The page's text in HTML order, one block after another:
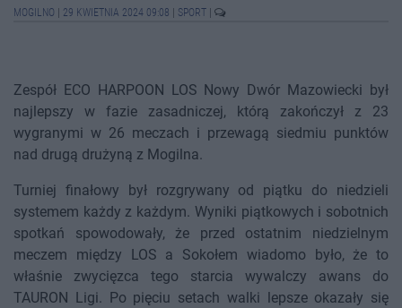
MOGILNO 29 KWIETNIA 2024 09:08 SPORT
Zespół ECO HARPOON LOS Nowy Dwór Mazowiecki był
najlepszy w fazie zasadniczej, którą zakończył z 23
wygranymi w 26 meczach i przewagą siedmiu punktów
nad drugą drużyną z Mogilna.
Turniej finałowy był rozgrywany od piątku do niedzieli
systemem każdy z każdym. Wyniki piątkowych i sobotnich
spotkań spowodowały, że przed ostatnim niedzielnym
meczem między LOS a Sokołem wiadomo było, że to
właśnie zwycięzca tego starcia wywalczy awans do
TAURON Ligi. Po pięciu setach walki lepsze okazały się